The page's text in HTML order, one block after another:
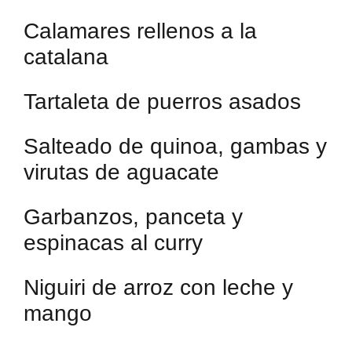
Calamares rellenos a la
catalana
Tartaleta de puerros asados
Salteado de quinoa, gambas y
virutas de aguacate
Garbanzos, panceta y
espinacas al curry
Niguiri de arroz con leche y
mango